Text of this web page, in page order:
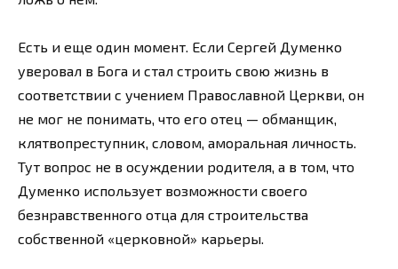
Есть и еще один момент. Если Сергей Думенко
уверовал в Бога и стал строить свою жизнь в
соответствии с учением Православной Церкви, он
не мог не понимать, что его отец — обманщик,
клятвопреступник, словом, аморальная личность.
Тут вопрос не в осуждении родителя, а в том, что
Думенко использует возможности своего
безнравственного отца для строительства
собственной «церковной» карьеры.